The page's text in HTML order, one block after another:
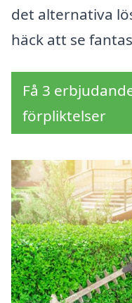
det alternativa
häck att se
Få 3
förpliktelser